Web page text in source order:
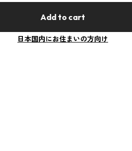
Add to cart
日本国内にお住まいの方向け